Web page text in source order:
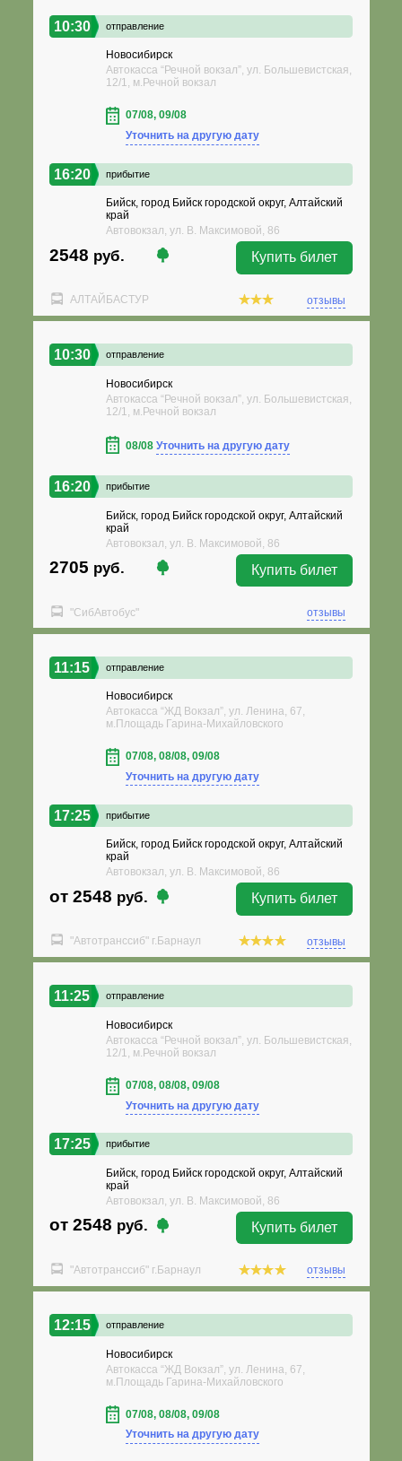
10:30 отправление
Новосибирск
Автокасса “Речной вокзал”, ул. Большевистская,
12/1, м.Речной вокзал
07/08, 09/08
Уточнить на другую дату
16:20 прибытие
Бийск, город Бийск городской округ, Алтайский
край
Автовокзал, ул. В. Максимовой, 86
2548 руб. Купить билет
АЛТАЙБАСТУР отзывы
10:30 отправление
Новосибирск
Автокасса “Речной вокзал”, ул. Большевистская,
12/1, м.Речной вокзал
08/08 Уточнить на другую дату
16:20 прибытие
Бийск, город Бийск городской округ, Алтайский
край
Автовокзал, ул. В. Максимовой, 86
2705 руб. Купить билет
"СибАвтобус" отзывы
11:15 отправление
Новосибирск
Автокасса “ЖД Вокзал”, ул. Ленина, 67,
м.Площадь Гарина-Михайловского
07/08, 08/08, 09/08
Уточнить на другую дату
17:25 прибытие
Бийск, город Бийск городской округ, Алтайский
край
Автовокзал, ул. В. Максимовой, 86
от 2548 руб. Купить билет
"Автотранссиб" г.Барнаул отзывы
11:25 отправление
Новосибирск
Автокасса “Речной вокзал”, ул. Большевистская,
12/1, м.Речной вокзал
07/08, 08/08, 09/08
Уточнить на другую дату
17:25 прибытие
Бийск, город Бийск городской округ, Алтайский
край
Автовокзал, ул. В. Максимовой, 86
от 2548 руб. Купить билет
"Автотранссиб" г.Барнаул отзывы
12:15 отправление
Новосибирск
Автокасса “ЖД Вокзал”, ул. Ленина, 67,
м.Площадь Гарина-Михайловского
07/08, 08/08, 09/08
Уточнить на другую дату